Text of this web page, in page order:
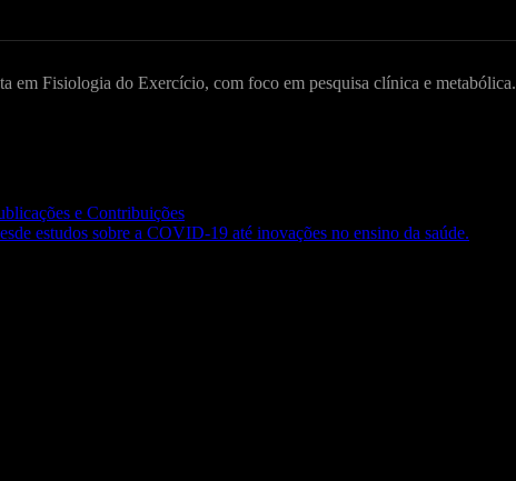
em Fisiologia do Exercício, com foco em pesquisa clínica e metabólica.
e Contribuições
estudos sobre a COVID-19 até inovações no ensino da saúde.